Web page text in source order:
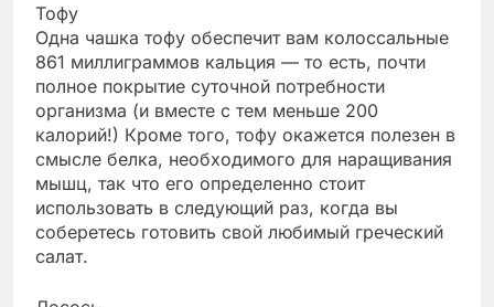
Тофу
Одна чашка тофу обеспечит вам колоссальные
861 миллиграммов кальция — то есть, почти
полное покрытие суточной потребности
организма (и вместе с тем меньше 200
калорий!) Кроме того, тофу окажется полезен в
смысле белка, необходимого для наращивания
мышц, так что его определенно стоит
использовать в следующий раз, когда вы
соберетесь готовить свой любимый греческий
салат.